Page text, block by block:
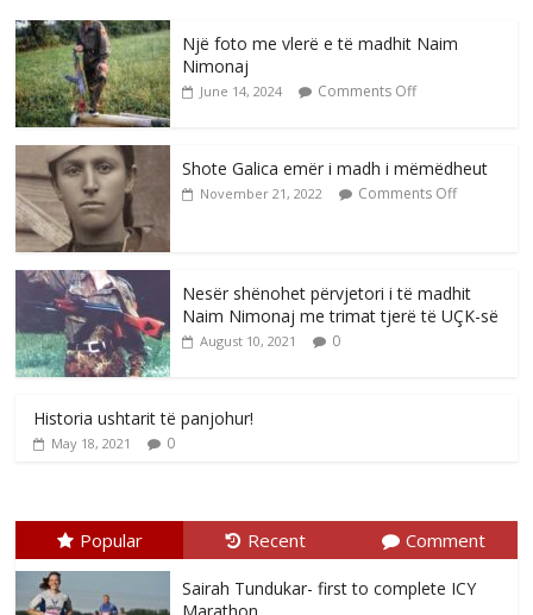
Një foto me vlerë e të madhit Naim
Nimonaj
June 14, 2024 Comments Off
Shote Galica emër i madh i mëmëdheut
November 21, 2022 Comments Off
Nesër shënohet përvjetori i të madhit
Naim Nimonaj me trimat tjerë të UÇK-së
August 10, 2021 0
Historia ushtarit të panjohur!
May 18, 2021 0
Popular Recent Comment
Sairah Tundukar- first to complete ICY
Marathon